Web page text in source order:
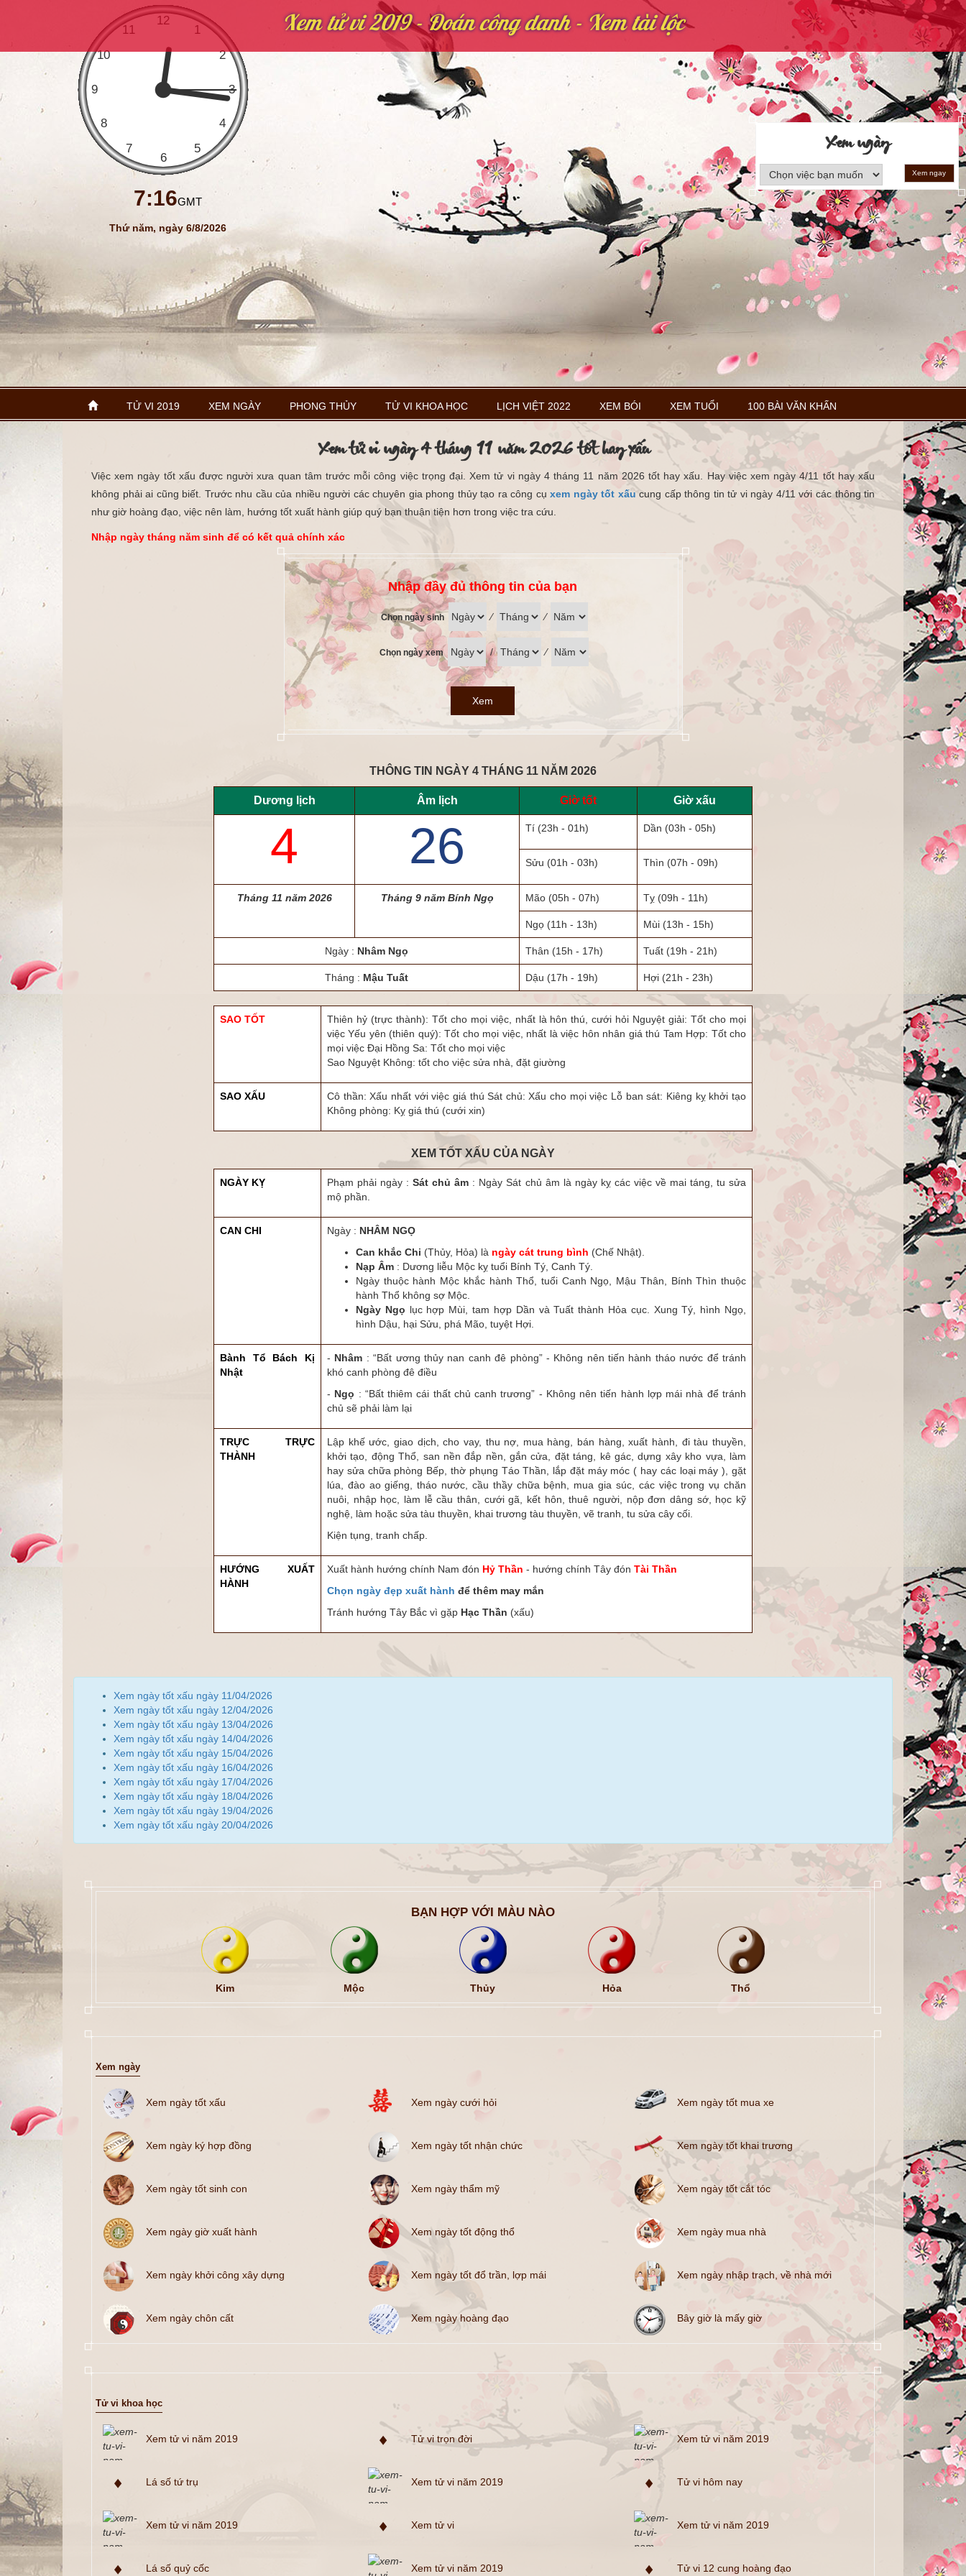
Xem tử vi 2019 - Đoán công danh - Xem tài lộc
7:16GMT
Thứ năm, ngày 6/8/2026
TỬ VI 2019 XEM NGÀY PHONG THỦY TỬ VI KHOA HỌC LỊCH VIỆT 2022 XEM BÓI XEM TUỔI 100 BÀI VĂN KHẤN
Xem tử vi ngày 4 tháng 11 năm 2026 tốt hay xấu
Việc xem ngày tốt xấu được người xưa quan tâm trước mỗi công việc trọng đại. Xem tử vi ngày 4 tháng 11 năm 2026 tốt hay xấu. Hay việc xem ngày 4/11 tốt hay xấu
không phải ai cũng biết. Trước nhu cầu của nhiều người các chuyên gia phong thủy tạo ra công cụxem ngày tốt xấu cung cấp thông tin tử vi ngày 4/11 với các thông tin
như giờ hoàng đạo, việc nên làm, hướng tốt xuất hành giúp quý bạn thuận tiện hơn trong việc tra cứu.
Nhập ngày tháng năm sinh để có kết quả chính xác
Nhập đầy đủ thông tin của bạn
Chọn ngày sinh ⁄ ⁄
Chọn ngày xem / ⁄
Xem
THÔNG TIN NGÀY 4 THÁNG 11 NĂM 2026
Dương lịch Âm lịch Giờ tốt Giờ xấu
4 26 Tí (23h - 01h) Dần (03h - 05h)
Sửu (01h - 03h) Thìn (07h - 09h)
Tháng 11 năm 2026 Tháng 9 năm Bính Ngọ Mão (05h - 07h) Tỵ (09h - 11h)
Ngọ (11h - 13h) Mùi (13h - 15h)
Ngày : Nhâm Ngọ Thân (15h - 17h) Tuất (19h - 21h)
Tháng : Mậu Tuất Dậu (17h - 19h) Hợi (21h - 23h)
SAO TỐT
Thiên hỷ (trực thành): Tốt cho mọi việc, nhất là hôn thú, cưới hỏi Nguyệt giải: Tốt cho mọi
việc Yếu yên (thiên quý): Tốt cho mọi việc, nhất là việc hôn nhân giá thú Tam Hợp: Tốt cho
mọi việc Đại Hồng Sa: Tốt cho mọi việc
Sao Nguyệt Không: tốt cho việc sửa nhà, đặt giường
SAO XẤU
Cô thần: Xấu nhất với việc giá thú Sát chủ: Xấu cho mọi việc Lỗ ban sát: Kiêng kỵ khởi tạo
Không phòng: Kỵ giá thú (cưới xin)
XEM TỐT XẤU CỦA NGÀY
NGÀY KỴ Phạm phải ngày : Sát chủ âm : Ngày Sát chủ âm là ngày kỵ các việc về mai táng, tu sửa
mộ phần.
CAN CHI Ngày : NHÂM NGỌ
Can khắc Chi (Thủy, Hỏa) là ngày cát trung bình (Chế Nhật).
Nạp Âm : Dương liễu Mộc kỵ tuổi Bính Tý, Canh Tý.
Ngày thuộc hành Mộc khắc hành Thổ, tuổi Canh Ngọ, Mậu Thân, Bính Thìn thuộc
hành Thổ không sợ Mộc.
Ngày Ngọ lục hợp Mùi, tam hợp Dần và Tuất thành Hỏa cục. Xung Tý, hình Ngọ,
hình Dậu, hại Sửu, phá Mão, tuyệt Hợi.
Bành Tổ Bách Kị
Nhật
- Nhâm : “Bất ương thủy nan canh đê phòng” - Không nên tiến hành tháo nước để tránh
khó canh phòng đê điều
- Ngọ : “Bất thiêm cái thất chủ canh trương” - Không nên tiến hành lợp mái nhà để tránh
chủ sẽ phải làm lại
TRỰC TRỰC
THÀNH
Lập khế ước, giao dịch, cho vay, thu nợ, mua hàng, bán hàng, xuất hành, đi tàu thuyền,
khởi tạo, động Thổ, san nền đắp nền, gắn cửa, đặt táng, kê gác, dựng xây kho vựa, làm
hay sửa chữa phòng Bếp, thờ phụng Táo Thần, lắp đặt máy móc ( hay các loại máy ), gặt
lúa, đào ao giếng, tháo nước, cầu thầy chữa bệnh, mua gia súc, các việc trong vụ chăn
nuôi, nhập học, làm lễ cầu thân, cưới gã, kết hôn, thuê người, nộp đơn dâng sớ, học kỹ
nghệ, làm hoặc sửa tàu thuyền, khai trương tàu thuyền, vẽ tranh, tu sửa cây cối.
Kiện tụng, tranh chấp.
HƯỚNG XUẤT
HÀNH
Xuất hành hướng chính Nam đón Hỷ Thần - hướng chính Tây đón Tài Thần
Chọn ngày đẹp xuất hành để thêm may mắn
Tránh hướng Tây Bắc vì gặp Hạc Thần (xấu)
Xem ngày tốt xấu ngày 11/04/2026
Xem ngày tốt xấu ngày 12/04/2026
Xem ngày tốt xấu ngày 13/04/2026
Xem ngày tốt xấu ngày 14/04/2026
Xem ngày tốt xấu ngày 15/04/2026
Xem ngày tốt xấu ngày 16/04/2026
Xem ngày tốt xấu ngày 17/04/2026
Xem ngày tốt xấu ngày 18/04/2026
Xem ngày tốt xấu ngày 19/04/2026
Xem ngày tốt xấu ngày 20/04/2026
Xem ngày
Xem ngay
BẠN HỢP VỚI MÀU NÀO
Kim Mộc Thủy Hỏa Thổ
Xem ngày
Xem ngày tốt xấu Xem ngày cưới hỏi Xem ngày tốt mua xe
Xem ngày ký hợp đồng Xem ngày tốt nhận chức Xem ngày tốt khai trương
Xem ngày tốt sinh con Xem ngày thẩm mỹ Xem ngày tốt cắt tóc
Xem ngày giờ xuất hành Xem ngày tốt động thổ Xem ngày mua nhà
Xem ngày khởi công xây dựng Xem ngày tốt đổ trần, lợp mái Xem ngày nhập trạch, về nhà mới
Xem ngày chôn cất Xem ngày hoàng đạo Bây giờ là mấy giờ
Tử vi khoa học
Xem tử vi năm 2019 Tử vi trọn đời Xem tử vi năm 2019
Lá số tứ trụ Xem tử vi năm 2019 Tử vi hôm nay
Xem tử vi năm 2019 Xem tử vi Xem tử vi năm 2019
Lá số quỷ cốc Xem tử vi năm 2019 Tử vi 12 cung hoàng đạo